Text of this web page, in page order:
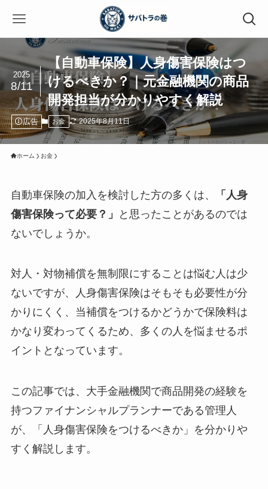
【自動車保険】人身傷害保険はつ
けるべきか？｜元金融機関の商品
開発担当が分かりやすく解説
2025
8/11
広告 お金 2025年8月11日
ホーム お金
自動車保険の加入を検討した方の多くは、
「人身
傷害保険って必要？」
と思ったことがあるのでは
ないでしょうか。
対人・対物補償を無制限にすることは悩む人は少
ないですが、人身傷害保険はそもそも必要性が分
かりにくく、当補償をつけるかどうかで保険料は
かなり変わってくるため、多くの人を悩ませるポ
イントとなっています。
この記事では、大手金融機関で商品開発の経験を
持つファイナンシャルプランナーである管理人
が、「人身傷害保険をつけるべきか」を分かりや
すく解説します。